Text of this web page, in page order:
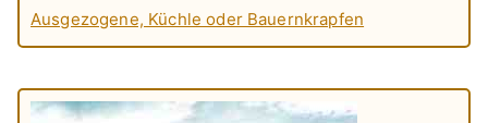
Ausgezogene, Küchle oder Bauernkrapfen